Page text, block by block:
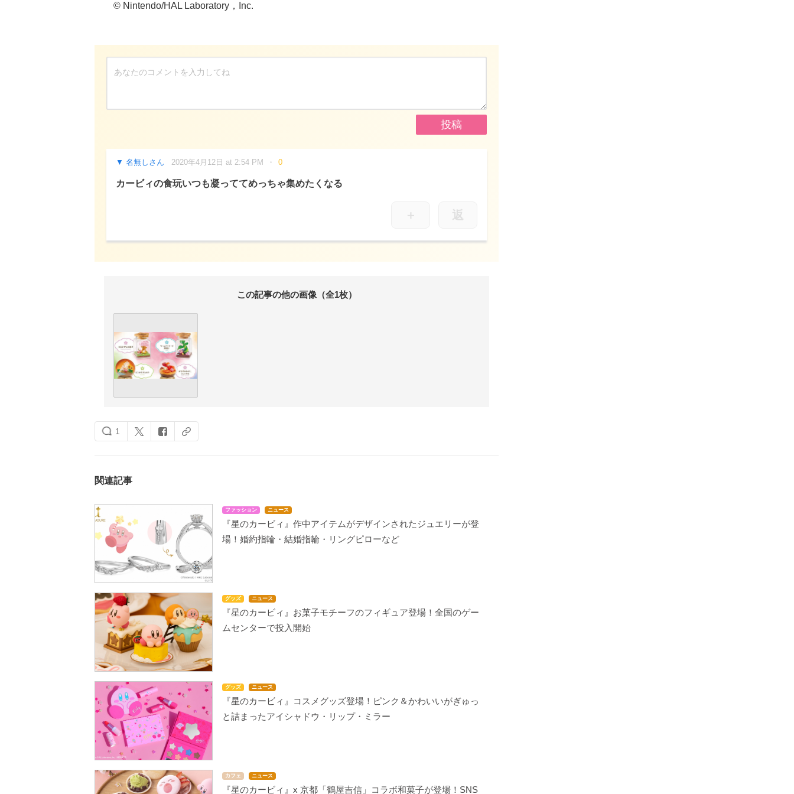
© Nintendo/HAL Laboratory，Inc.
名無しさん 2020年4月12日 at 2:54 PM 0
カービィの食玩いつも凝っててめっちゃ集めたくなる
＋ 返
この記事の他の画像（全1枚）
1
関連記事
ファッション ニュース
『星のカービィ』作中アイテムがデザインされたジュエリーが登
場！婚約指輪・結婚指輪・リングピローなど
グッズ ニュース
『星のカービィ』お菓子モチーフのフィギュア登場！全国のゲー
ムセンターで投入開始
グッズ ニュース
『星のカービィ』コスメグッズ登場！ピンク＆かわいいがぎゅっ
と詰まったアイシャドウ・リップ・ミラー
カフェ ニュース
『星のカービィ』x 京都「鶴屋吉信」コラボ和菓子が登場！SNS